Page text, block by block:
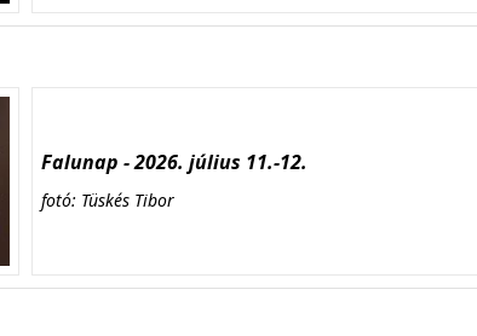
Falunap - 2026. július 11.-12.
fotó: Tüskés Tibor